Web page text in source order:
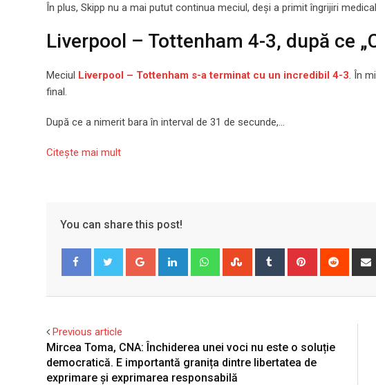
În plus, Skipp nu a mai putut continua meciul, deși a primit îngrijiri
Liverpool – Tottenham 4-3, după ce
Meciul Liverpool – Tottenham s-a terminat cu un incredibil 4-3. În
final.
După ce a nimerit bara în interval de 31 de secunde,…
Citeşte mai mult
You can share this post!
Google+ LinkedIn WhatsappStumbleUpon
Tumblr Pinterest Reddit
Previous article
Mircea Toma, CNA: Închiderea unei voci nu este o soluție
democratică. E importantă granița dintre libertatea de
exprimare și exprimarea responsabilă